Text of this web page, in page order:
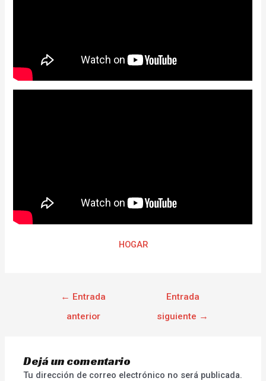
HOGAR
← Entrada
anterior
Entrada
siguiente →
Dejá un comentario
Tu dirección de correo electrónico no será publicada.